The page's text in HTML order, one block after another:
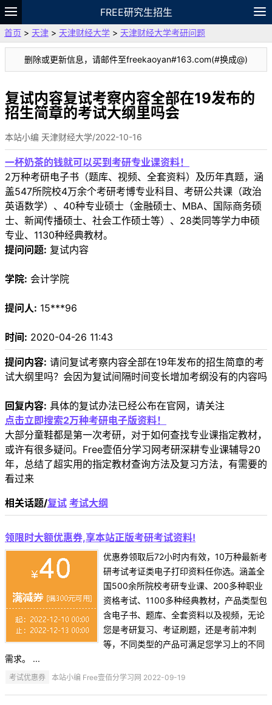
FREE研究生招生
题库
故事 专题 APP 笔记
论坛
VIP
资料
首页 > 天津 > 天津财经大学 > 天津财经大学考研问题
删除或更新信息，请邮件至freekaoyan#163.com(#换成@)
复试内容复试考察内容全部在19发布的
招生简章的考试大纲里吗会
本站小编 天津财经大学/2022-10-16
一杯奶茶的钱就可以买到考研专业课资料！
2万种考研电子书（题库、视频、全套资料）及历年真题，涵
盖547所院校4万余个考研考博专业科目、考研公共课（政治
英语数学）、40种专业硕士（金融硕士、MBA、国际商务硕
士、新闻传播硕士、社会工作硕士等）、28类同等学力申硕
专业、1130种经典教材。
提问问题: 复试内容
学院: 会计学院
提问人: 15***96
时间: 2020-04-26 11:43
提问内容: 请问复试考察内容全部在19年发布的招生简章的考
试大纲里吗？会因为复试间隔时间变长增加考纲没有的内容吗
回复内容: 具体的复试办法已经公布在官网，请关注
点击立即搜索2万种考研电子版资料！
大部分童鞋都是第一次考研，对于如何查找专业课指定教材，
或许有很多疑问。Free壹佰分学习网考研深耕专业课辅导20
年，总结了超实用的指定教材查询方法及复习方法，有需要的
看过来
相关话题/复试 考试大纲
领限时大额优惠券,享本站正版考研考试资料!
优惠券领取后72小时内有效，10万种最新考
研考试考证类电子打印资料任你选。涵盖全
国500余所院校考研专业课、200多种职业
资格考试、1100多种经典教材，产品类型包
含电子书、题库、全套资料以及视频，无论
您是考研复习、考证刷题，还是考前冲刺
等，不同类型的产品可满足您学习上的不同
需求。 ...
考试优惠券 本站小编 Free壹佰分学习网 2022-09-19